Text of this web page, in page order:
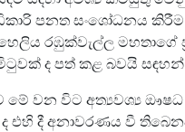
පනත සංශෝධනය කිරීම
රඹුක්වැල්ල මහතාගේ
ද පත් කළ බවයි
මේ වන විට අත්‍යවශ්‍ය
එහි දී අනාවරණය වී